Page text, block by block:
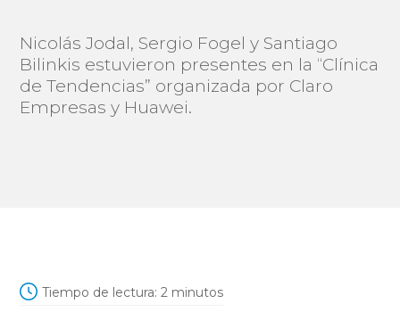
Nicolás Jodal, Sergio Fogel y Santiago
Bilinkis estuvieron presentes en la “Clínica
de Tendencias” organizada por Claro
Empresas y Huawei.
Tiempo de lectura: 2 minutos